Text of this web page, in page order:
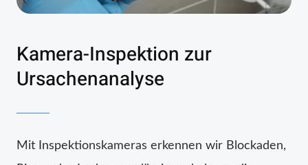
Kamera-Inspektion zur
Ursachenanalyse
Mit Inspektionskameras erkennen wir Blockaden,